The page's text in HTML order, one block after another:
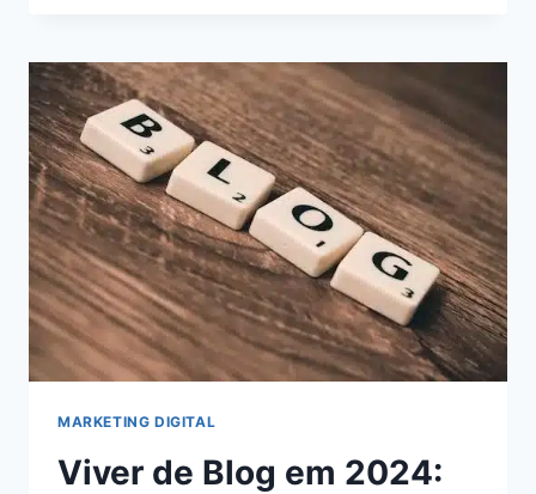
MAXIMIZAR
SEUS
GANHOS
COMO
AFILIADO
DIGITAL:
AUMENTE
SUA
RENDA
AGORA!
MARKETING DIGITAL
Viver de Blog em 2024: